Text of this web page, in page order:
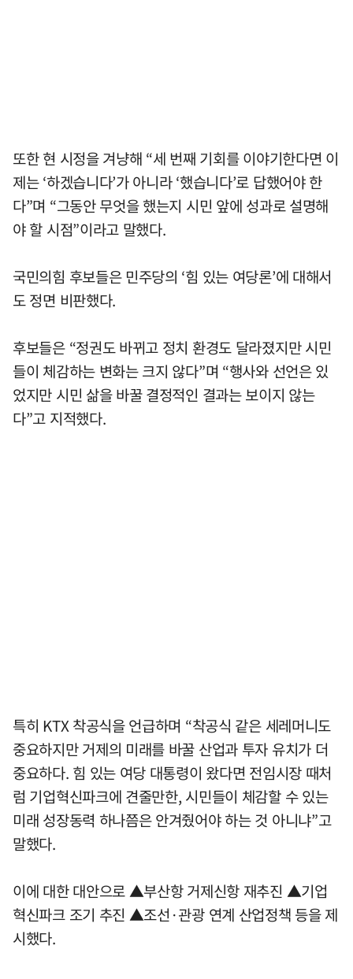
또한 현 시정을 겨냥해 “세 번째 기회를 이야기한다면 이
제는 ‘하겠습니다’가 아니라 ‘했습니다’로 답했어야 한
다”며 “그동안 무엇을 했는지 시민 앞에 성과로 설명해
야 할 시점”이라고 말했다.
국민의힘 후보들은 민주당의 ‘힘 있는 여당론’에 대해서
도 정면 비판했다.
후보들은 “정권도 바뀌고 정치 환경도 달라졌지만 시민
들이 체감하는 변화는 크지 않다”며 “행사와 선언은 있
었지만 시민 삶을 바꿀 결정적인 결과는 보이지 않는
다”고 지적했다.
특히 KTX 착공식을 언급하며 “착공식 같은 세레머니도
중요하지만 거제의 미래를 바꿀 산업과 투자 유치가 더
중요하다. 힘 있는 여당 대통령이 왔다면 전임시장 때처
럼 기업혁신파크에 견줄만한, 시민들이 체감할 수 있는
미래 성장동력 하나쯤은 안겨줬어야 하는 것 아니냐”고
말했다.
이에 대한 대안으로 ▲부산항 거제신항 재추진 ▲기업
혁신파크 조기 추진 ▲조선·관광 연계 산업정책 등을 제
시했다.